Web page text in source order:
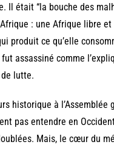
était “la bouche des
: une Afrique libre
produit ce qu’elle
assassiné comme
lutte.
historique à l’Assemblée
pas entendre en
Mais, le cœur du